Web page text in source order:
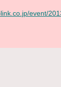
event/